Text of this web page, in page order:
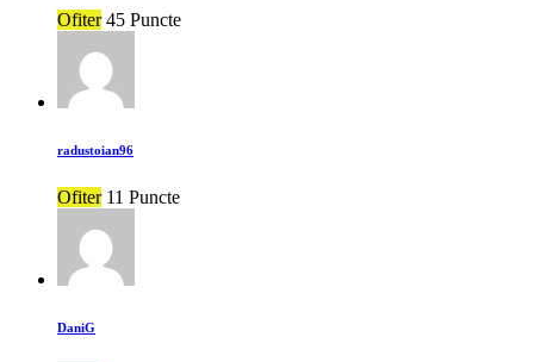
Ofiter 45 Puncte
radustoian96
Ofiter 11 Puncte
DaniG